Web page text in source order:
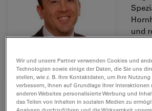
und
das
Programm in Southampton und
Hornhauttransplantation und
Wir und unsere Partner verwenden Cookies und
Technologien sowie einige der Daten, die Sie uns
stellen, wie z. B. Ihre Kontaktdaten, um Ihre Nutzung
verbessern, Ihnen auf Grundlage Ihrer Interaktionen
anderen Websites personalisierte Werbung und
das Teilen von Inhalten in sozialen Medien zu